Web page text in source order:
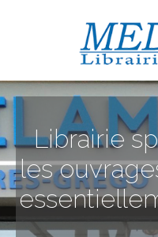
Librairie
les